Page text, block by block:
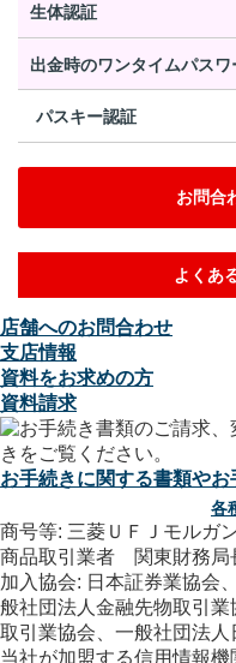
生体認証
出金時のワンタイムパスワ
パスキー認証
お問合
よくあ
店舗へのお問合わせ
支店情報
資料をお求めの方
資料請求
お手続きに関する書類や
各
商号等: 三菱ＵＦＪモルガ
商品取引業者 関東財務局
加入協会: 日本証券業協会
般社団法人金融先物取引
取引業協会、一般社団法人
当社が加盟する信用情報